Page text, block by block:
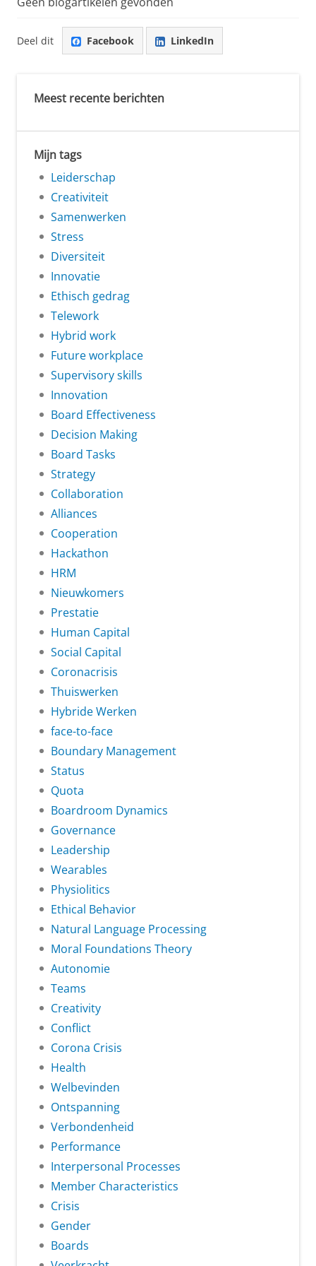
Deel dit Facebook LinkedIn
Meest recente berichten
Mijn tags
Leiderschap
Creativiteit
Samenwerken
Stress
Diversiteit
Innovatie
Ethisch gedrag
Telework
Hybrid work
Future workplace
Supervisory skills
Innovation
Board Effectiveness
Decision Making
Board Tasks
Strategy
Collaboration
Alliances
Cooperation
Hackathon
HRM
Nieuwkomers
Prestatie
Human Capital
Social Capital
Coronacrisis
Thuiswerken
Hybride Werken
face-to-face
Boundary Management
Status
Quota
Boardroom Dynamics
Governance
Leadership
Wearables
Physiolitics
Ethical Behavior
Natural Language Processing
Moral Foundations Theory
Autonomie
Teams
Creativity
Conflict
Corona Crisis
Health
Welbevinden
Ontspanning
Verbondenheid
Performance
Interpersonal Processes
Member Characteristics
Crisis
Gender
Boards